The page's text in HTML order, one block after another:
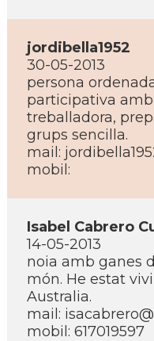
jordibella1952
30-05-2013
persona
participativa
treballadora,
grups sencilla.
mail:
mobil:
Isabel Cabrero
14-05-2013
noia amb ganes
món. He estat
Australia.
mail:
mobil: 617019597